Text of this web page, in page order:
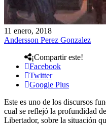
11 enero, 2018
Andersson Perez Gonzalez
¡Compartir este!
Facebook
Twitter
Google Plus
Este es uno de los discursos
cual se reflejó la profundidad
Libertador, sobre la situación